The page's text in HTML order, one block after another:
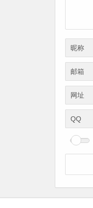
昵称
邮箱
网址
QQ